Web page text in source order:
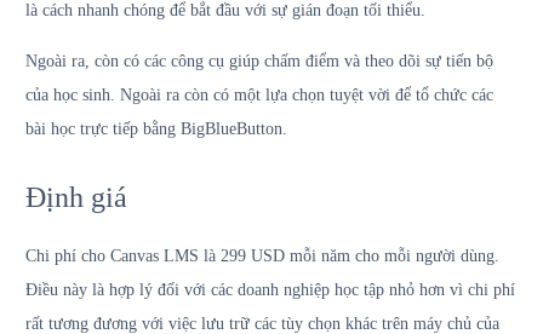
là cách nhanh chóng để bắt đầu với sự gián đoạn tối thiểu.
Ngoài ra, còn có các công cụ giúp chấm điểm và theo dõi sự tiến bộ
của học sinh. Ngoài ra còn có một lựa chọn tuyệt vời để tổ chức các
bài học trực tiếp bằng BigBlueButton.
Định giá
Chi phí cho Canvas LMS là 299 USD mỗi năm cho mỗi người dùng.
Điều này là hợp lý đối với các doanh nghiệp học tập nhỏ hơn vì chi phí
rất tương đương với việc lưu trữ các tùy chọn khác trên máy chủ của